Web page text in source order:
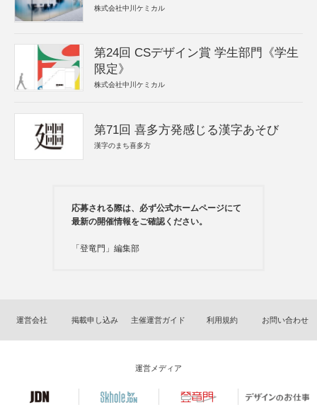
株式会社中川ケミカル
第24回 CSデザイン賞 学生部門《学生
限定》
株式会社中川ケミカル
第71回 喜多方発感じる漢字あそび
漢字のまち喜多方
応募される際は、必ず公式ホームページにて
最新の開催情報をご確認ください。
「登竜門」編集部
運営会社 掲載申し込み 主催運営ガイド 利用規約 お問い合わせ
運営メディア